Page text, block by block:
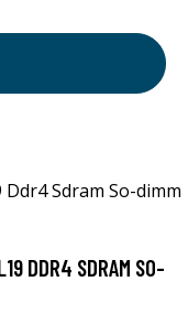
DDR4 SDRAM SO-